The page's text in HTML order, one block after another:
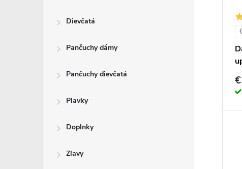
Dievčatá
Pančuchy dámy
Pančuchy dievčatá
Plavky
Doplnky
Zľavy
d